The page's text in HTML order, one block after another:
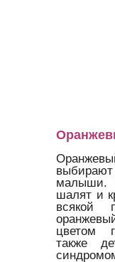
малыши.
шалят и
всякой
цветом
также